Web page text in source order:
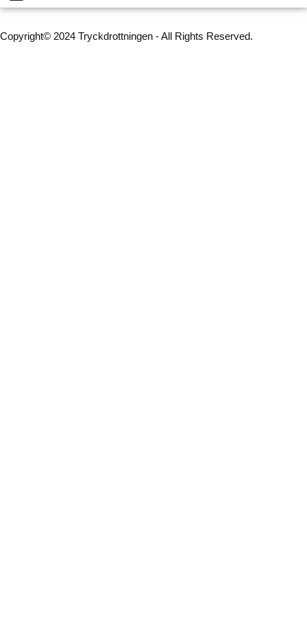
Copyright© 2024 Tryckdrottningen - All Rights Reserved.